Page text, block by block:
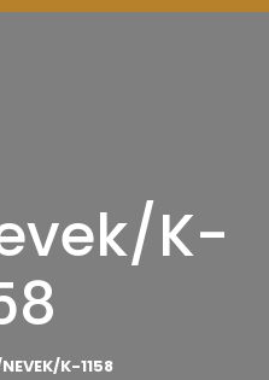
K-
K-1158